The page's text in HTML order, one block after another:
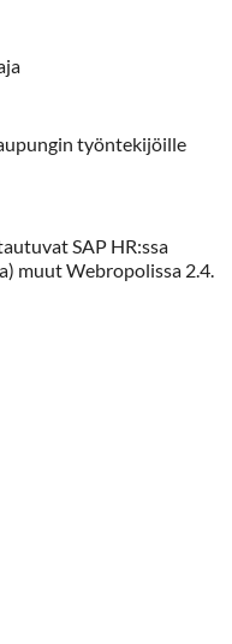
työntekijöille
SAP HR:ssa
muut Webropolissa 2.4.